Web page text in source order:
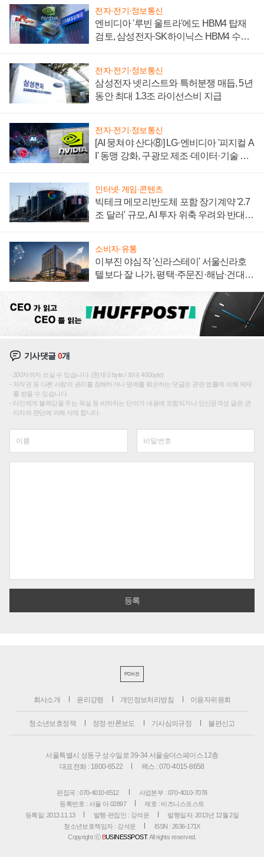
전자·전기·정보통신
엔비디아 '루빈 울트라'에도 HBM4 탑재
검토, 삼성전자·SK하이닉스 HBM4 수율
전자·전기·정보통신
삼성전자 넷리스트와 특허분쟁 매듭, 5년
동안 최대 1.3조 라이선스비 지급
전자·전기·정보통신
[AI 뭉쳐야 산다⑧] LG·엔비디아 '피지컬 A
I' 동맹 강화, 구광모 제조·데이터·기술 결
인터넷·게임·콘텐츠
빅테크 메모리반도체 포함 장기계약 '2.7
조 달러' 규모, AI 투자 위축 우려와 반대
소비자·유통
이부진 야심작 '신라스테이' 서울신라호
텔보다 잘 나가, 평택·주문진·해남·건대로
기사댓글0개
200자까지 쓰실 수 있습니다. (현재 0 byte / 최대 400byte)
저작권 등 다른 사람의 권리를 침해하거나 명예를 훼손하는 댓글은 관련 법률에 의해 제재
를 받을 수 있습니다.
타인에게 불쾌감을 주는 욕설 등 비하하는 단어가 내용에 포함되거나 인신공격성 글은 관
리자의 판단에 의해 삭제 합니다.
PC버전
회사소개 윤리강령 개인정보처리방침 이용자위원회
청소년보호정책 정정·반론보도 기사심의규정 불편신고
서울특별시 성동구 성수일로 39-34 서울숲더스페이스 12층
대표전화 : 1800-6522
팩스 : 070-4015-8658
편집국 : 070-4010-8512
사업본부 : 070-4010-7078
등록번호 : 서울 아 02897
제호 : 비즈니스포스트
등록일: 2013.11.13
발행·편집인 : 강석운
발행일자: 2013년 12월 2일
청소년보호책임자 : 강석운
ISSN : 2636-171X
Copyright ⓒ BUSINESSPOST. All rights reserved.